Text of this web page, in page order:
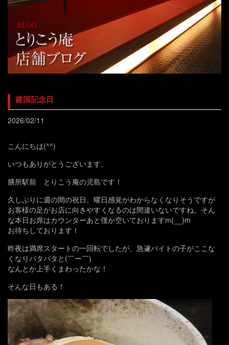
建国記念日
2026/02/11
こんにちは(^^)
いつもありがとうございます。
膳所駅前 とりこう庵の児島です！
久しぶりに週の間の祝日。曜日感覚がわからなくなりそうですが
お客様の足がお店に向きやすくなるのは間違いないですね。そん
な本日お席はカウンターあと僅か空いておりますm(__)m
お待ちしております！
昨夜は満席スタートの一回転でしたが、急遽バイトの子がここな
くなりバタバタと(￣ー￣)
なんとか上手くまわったかな！
そんな日もある！